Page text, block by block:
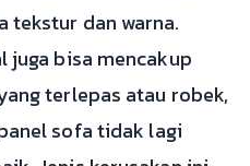
tekstur dan warna.
juga bisa mencakup
terlepas atau robek,
sofa tidak lagi